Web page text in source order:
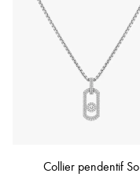
Collier pendentif So